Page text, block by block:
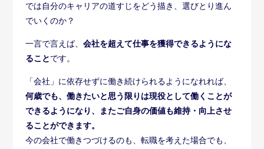
では自分のキャリアの道すじをどう描き、選びとり進ん
でいくのか？
一言で言えば、 会社を超えて仕事を獲得できるようにな
ることです。
「会社」に依存せずに働き続けられるようになれれば、
何歳でも、働きたいと思う限りは現役として働くことが
できるようになり、またご自身の価値も維持・向上させ
ることができます。
今の会社で働きつづけるのも、転職を考えた場合でも、